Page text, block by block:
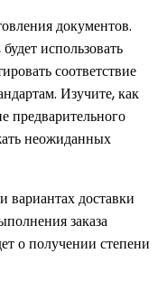
документов.
использовать
соответствие
Изучите, как
предварительного
неожиданных
вариантах доставки
заказа
о получении степени